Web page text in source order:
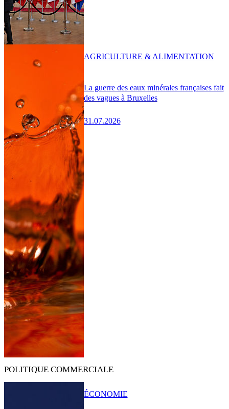
La guerre des eaux minérales françaises fait
des vagues à Bruxelles
31.07.2026
AGRICULTURE & ALIMENTATION
POLITIQUE COMMERCIALE
ÉCONOMIE